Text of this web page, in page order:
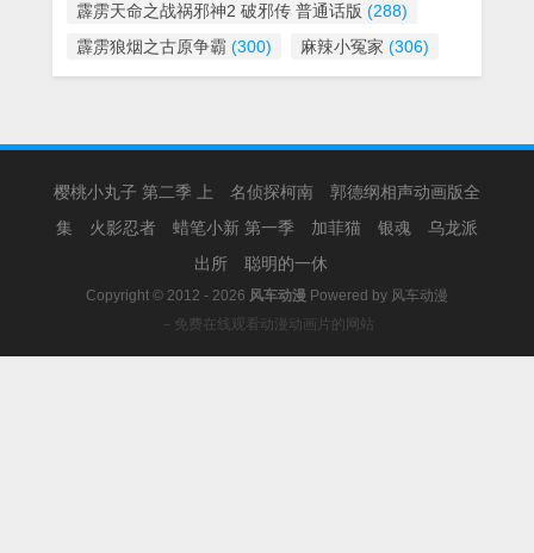
霹雳天命之战祸邪神2 破邪传 普通话版 (288)
霹雳狼烟之古原争霸 (300) 麻辣小冤家 (306)
樱桃小丸子 第二季 上 名侦探柯南
郭德纲相声动画版全
集
火影忍者 蜡笔小新 第一季 加菲猫 银魂
乌龙派
出所
聪明的一休
Copyright © 2012 - 2026 风车动漫 Powered by 风车动漫
－免费在线观看动漫动画片的网站